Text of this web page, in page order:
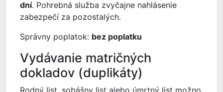
dní. Pohrebná služba zvyčajne nahlásenie
zabezpečí za pozostalých.
Správny poplatok: bez poplatku
Vydávanie matričných
dokladov (duplikáty)
Rodný list, sobášny list alebo úmrtný list možno